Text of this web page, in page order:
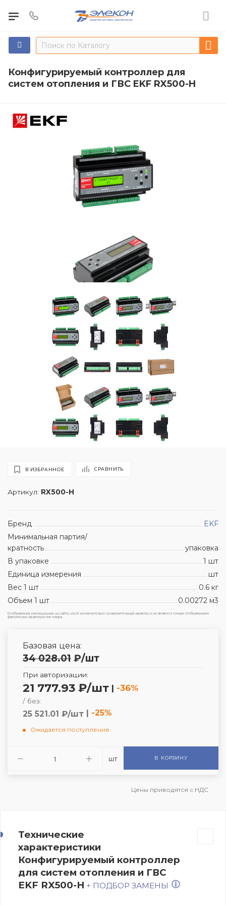
Конфигурируемый контроллер для
систем отопления и ГВС EKF RX500-H
Артикул: RX500-H
В ИЗБРАННОЕ СРАВНИТЬ
Бренд
EKF
Минимальная партия/
кратность
упаковка
В упаковке
1 шт
Единица измерения
шт
Вес 1 шт
0.6 кг
Объем 1 шт
0.00272 м3
Изображения, размещенные на сайте, носят исключительно ознакомительный характер и не являются точным отображением
фактических характеристик товара.
Базовая цена:
34 028.01 ₽/шт
При авторизации:
21 777.93 ₽/шт | -36%
/ без:
25 521.01 ₽/шт | -25%
Ожидается поступление
шт В КОРЗИНУ
Цены приводятся с НДС
Технические
характеристики
Конфигурируемый контроллер
для систем отопления и ГВС
EKF RX500-H + ПОДБОР ЗАМЕНЫ